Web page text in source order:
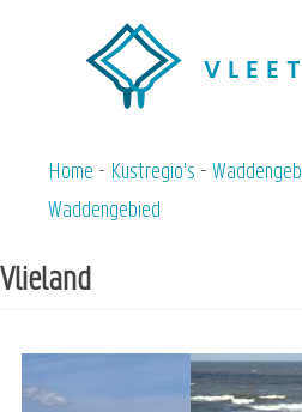
Kruimelpad
Home Kustregio's
Waddengebied
Vlieland